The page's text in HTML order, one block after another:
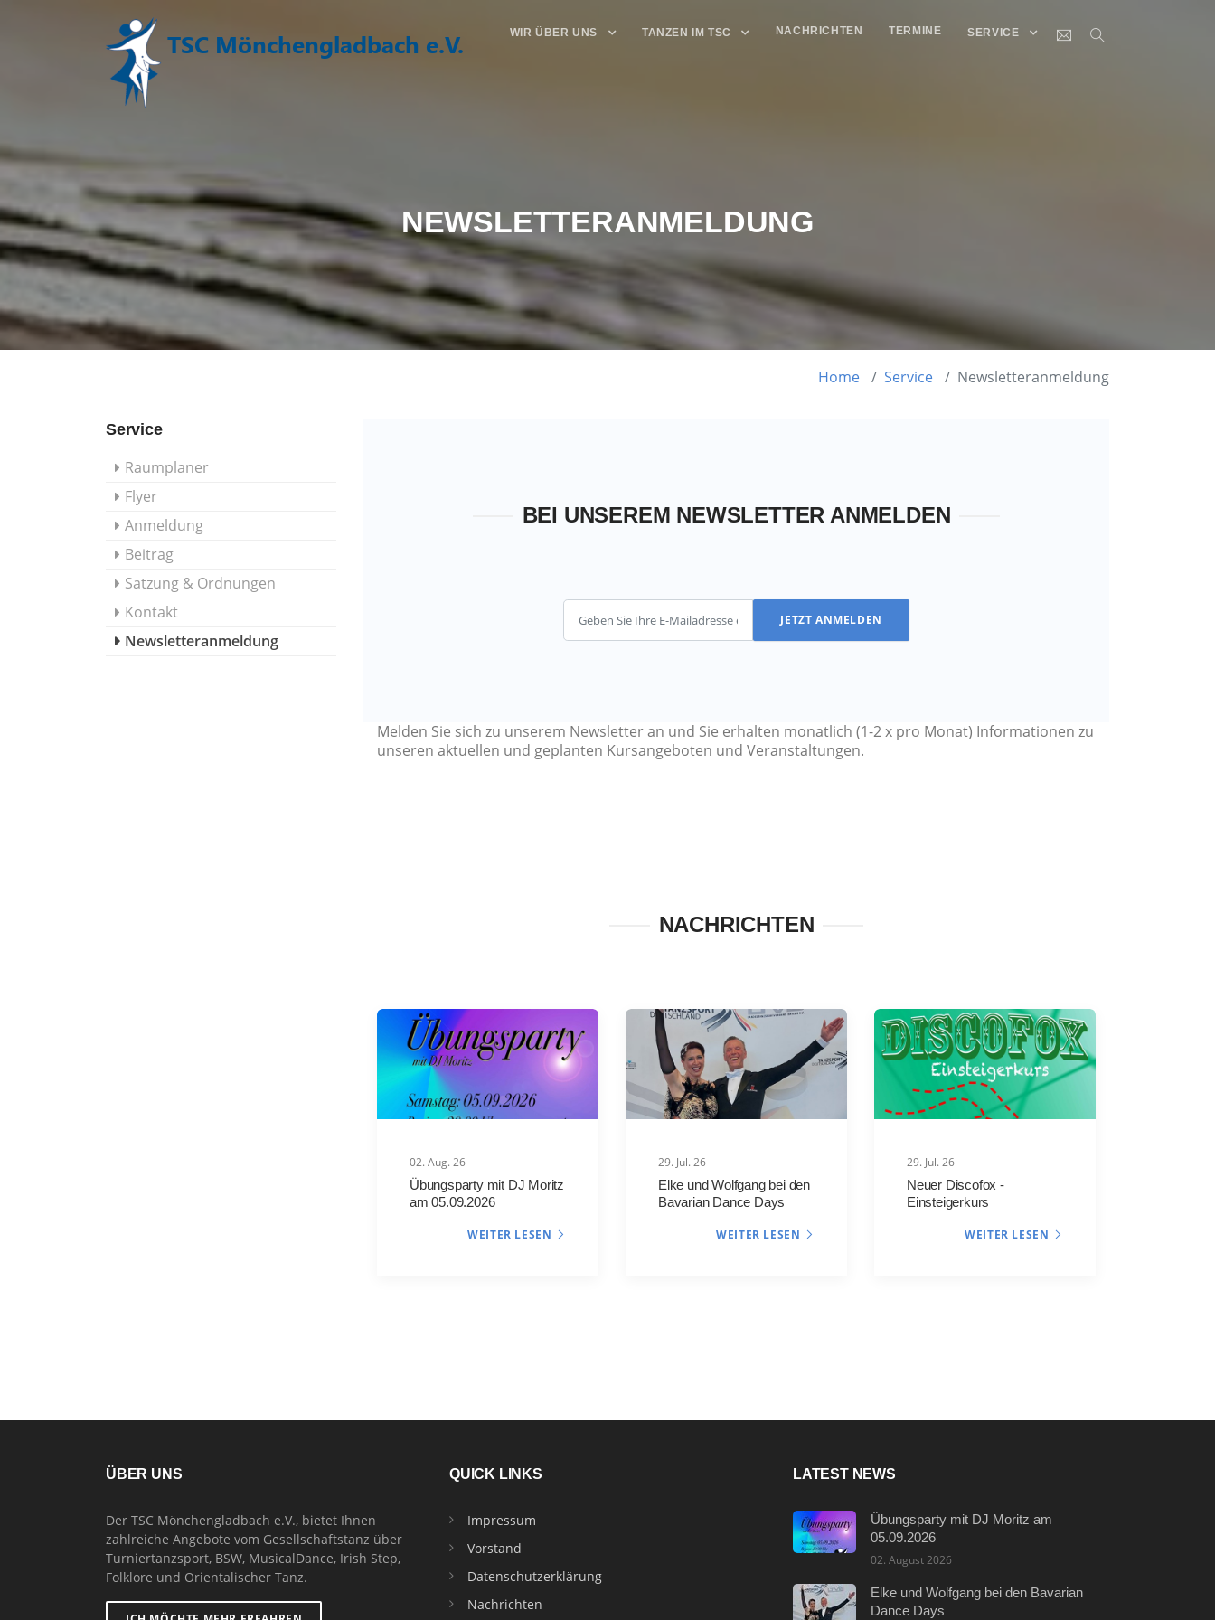
WIR ÜBER UNS TANZEN IM TSC NACHRICHTEN TERMINE SERVICE
NEWSLETTERANMELDUNG
Home Service Newsletteranmeldung
Service
Raumplaner
Flyer
Anmeldung
Beitrag
Satzung & Ordnungen
Kontakt
Newsletteranmeldung
BEI UNSEREM NEWSLETTER ANMELDEN
JETZT ANMELDEN
Melden Sie sich zu unserem Newsletter an und Sie erhalten monatlich (1-2 x pro Monat) Informationen zu
unseren aktuellen und geplanten Kursangeboten und Veranstaltungen.
NACHRICHTEN
02. Aug. 26
Übungsparty mit DJ Moritz
am 05.09.2026
WEITER LESEN
29. Jul. 26
Elke und Wolfgang bei den
Bavarian Dance Days
WEITER LESEN
29. Jul. 26
Neuer Discofox -
Einsteigerkurs
WEITER LESEN
ÜBER UNS
Der TSC Mönchengladbach e.V., bietet Ihnen
zahlreiche Angebote vom Gesellschaftstanz über
Turniertanzsport, BSW, MusicalDance, Irish Step,
Folklore und Orientalischer Tanz.
QUICK LINKS
Impressum
Vorstand
Datenschutzerklärung
Nachrichten
LATEST NEWS
Übungsparty mit DJ Moritz am
05.09.2026
02. August 2026
Elke und Wolfgang bei den Bavarian
Dance Days